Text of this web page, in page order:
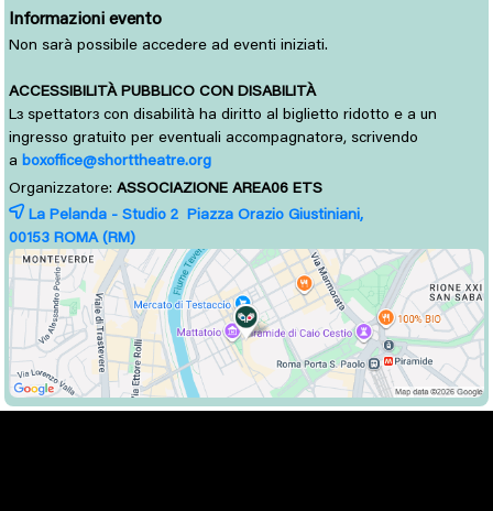
Informazioni evento
Non sarà possibile accedere ad eventi iniziati.
ACCESSIBILITÀ PUBBLICO CON DISABILITÀ
Lɜ spettatorɜ con disabilità ha diritto al biglietto ridotto e a un
ingresso gratuito per eventuali accompagnatorə, scrivendo
a boxoffice@shorttheatre.org
Organizzatore: ASSOCIAZIONE AREA06 ETS
La Pelanda - Studio 2 Piazza Orazio Giustiniani,
00153 ROMA (RM)